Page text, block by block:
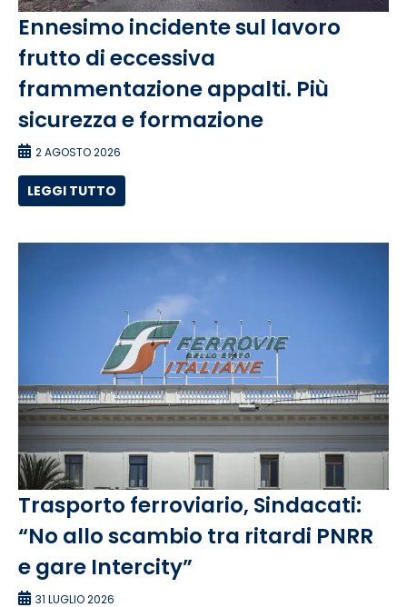
Ennesimo incidente sul lavoro
frutto di eccessiva
frammentazione appalti. Più
sicurezza e formazione
2 AGOSTO 2026
LEGGI TUTTO
Trasporto ferroviario, Sindacati:
“No allo scambio tra ritardi PNRR
e gare Intercity”
31 LUGLIO 2026